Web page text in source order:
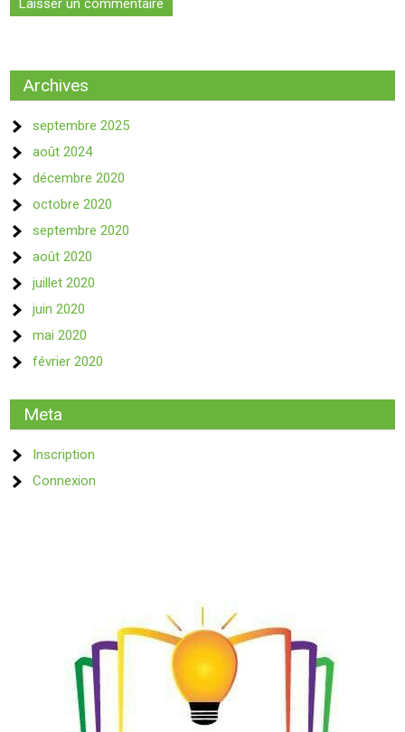
Archives
septembre 2025
août 2024
décembre 2020
octobre 2020
septembre 2020
août 2020
juillet 2020
juin 2020
mai 2020
février 2020
Meta
Inscription
Connexion